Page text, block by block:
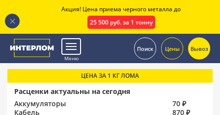
Меню
Поиск Цены Вывоз
ЦЕНА ЗА 1 КГ ЛОМА
Расценки актуальны на сегодня
Аккумуляторы
70 ₽
Кабель
870 ₽
Акция! Цена приема черного металла до
25 500 руб. за 1 тонну
.